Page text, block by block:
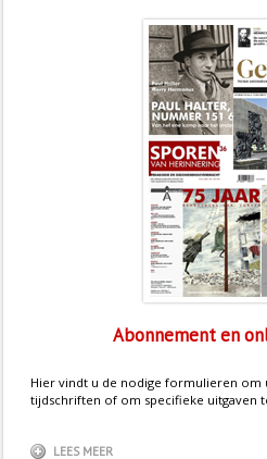
Abonnement en
Hier vindt u de nodige formulieren om
tijdschriften of om specifieke uitgaven
LEES MEER